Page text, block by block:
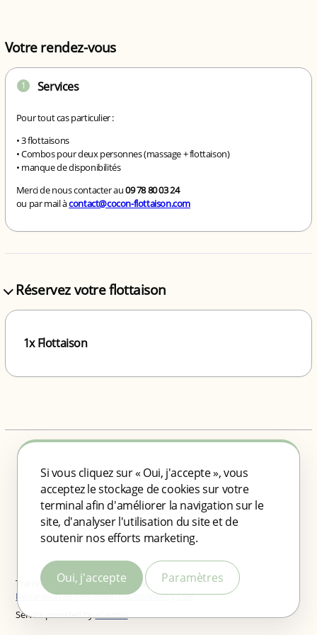
Réservez votre flottaison
1x Flottaison
Votre rendez-vous
1 Services
Pour tout cas particulier :
• 3 flottaisons
• Combos pour deux personnes (massage + flottaison)
• manque de disponibilités
Merci de nous contacter au09 78 80 03 24
ou par mail àcontact@cocon-flottaison.com
Service provided byeTermin
Transmission cryptée des données
Déclaration de protection des données|CGV
Si vous cliquez sur « Oui, j'accepte », vous
acceptez le stockage de cookies sur votre
terminal afin d'améliorer la navigation sur le
site, d'analyser l'utilisation du site et de
soutenir nos efforts marketing.
Oui, j'accepte Paramètres